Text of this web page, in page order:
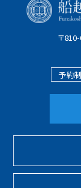
〒
予約制